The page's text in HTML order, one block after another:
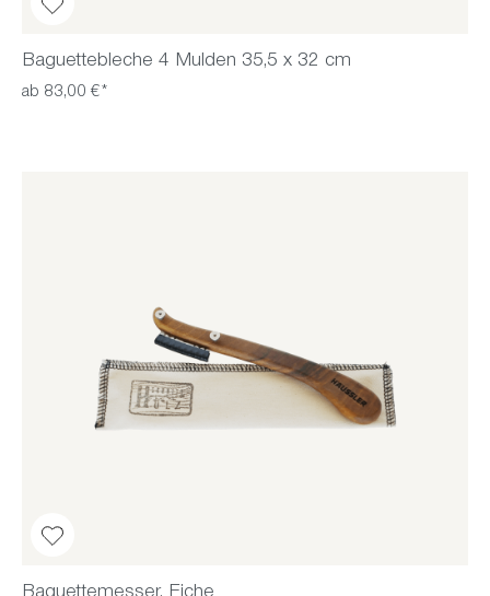
Baguettebleche 4 Mulden 35,5 x 32 cm
ab 83,00 €*